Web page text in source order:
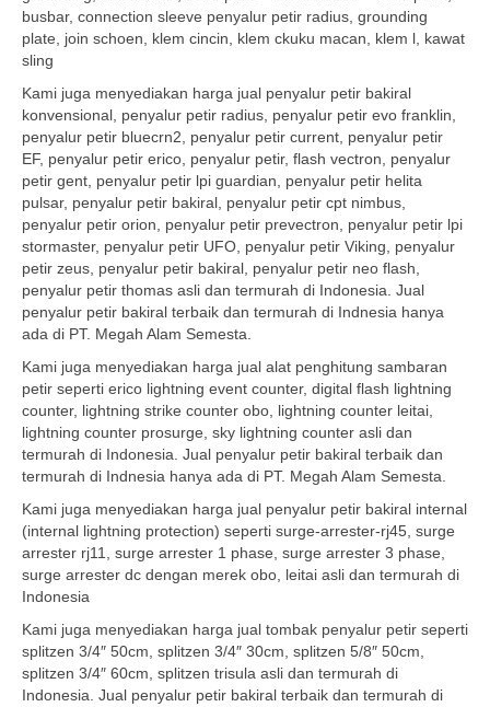
busbar, connection sleeve penyalur petir radius, grounding
plate, join schoen, klem cincin, klem ckuku macan, klem l, kawat
sling
Kami juga menyediakan harga jual penyalur petir bakiral
konvensional, penyalur petir radius, penyalur petir evo franklin,
penyalur petir bluecrn2, penyalur petir current, penyalur petir
EF, penyalur petir erico, penyalur petir, flash vectron, penyalur
petir gent, penyalur petir lpi guardian, penyalur petir helita
pulsar, penyalur petir bakiral, penyalur petir cpt nimbus,
penyalur petir orion, penyalur petir prevectron, penyalur petir lpi
stormaster, penyalur petir UFO, penyalur petir Viking, penyalur
petir zeus, penyalur petir bakiral, penyalur petir neo flash,
penyalur petir thomas asli dan termurah di Indonesia. Jual
penyalur petir bakiral terbaik dan termurah di Indnesia hanya
ada di PT. Megah Alam Semesta.
Kami juga menyediakan harga jual alat penghitung sambaran
petir seperti erico lightning event counter, digital flash lightning
counter, lightning strike counter obo, lightning counter leitai,
lightning counter prosurge, sky lightning counter asli dan
termurah di Indonesia. Jual penyalur petir bakiral terbaik dan
termurah di Indnesia hanya ada di PT. Megah Alam Semesta.
Kami juga menyediakan harga jual penyalur petir bakiral internal
(internal lightning protection) seperti surge-arrester-rj45, surge
arrester rj11, surge arrester 1 phase, surge arrester 3 phase,
surge arrester dc dengan merek obo, leitai asli dan termurah di
Indonesia
Kami juga menyediakan harga jual tombak penyalur petir seperti
splitzen 3/4″ 50cm, splitzen 3/4″ 30cm, splitzen 5/8″ 50cm,
splitzen 3/4″ 60cm, splitzen trisula asli dan termurah di
Indonesia. Jual penyalur petir bakiral terbaik dan termurah di